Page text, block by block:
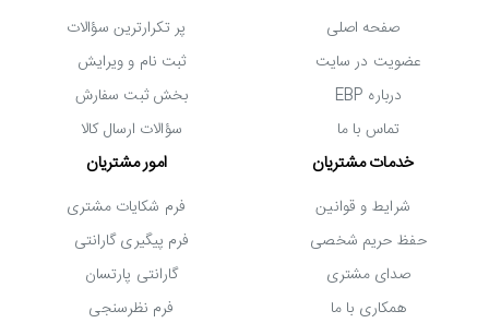
قابلیت Dolby Atmos، کیفیت صدا نیز افزایش می باید. عملکرد
اسپیکرها با توجه به نوع قرارگیری تبلت تغییر می کند؛ به عنوان
مثال کیفیت صداها هنگامی که دستگاه در حالت افقی باشد، با
حالت عمودی متفاوت خواهد بود.
تبلت سامسونگ Samsung Tab S5e با ظرفیت 64 گیگابایت
در عین ضخامت کم و وزن سبک، طراحی زیبا و مدرنی دارد و از
یک صفحه نمایش بزرگ و باکیفیت بهره می برد. سیستم عامل و
صفحه اصلی
عضویت در سایت
درباره EBP
تماس با ما
پر تکرارترین سؤالات
ثبت نام و ویرایش
بخش ثبت سفارش
سؤالات ارسال کالا
خدمات مشتریان
شرایط و قوانین
حفظ حریم شخصی
صدای مشتری
همکاری با ما
امور مشتریان
فرم شکایات مشتری
فرم پیگیری گارانتی
گارانتی پارتسان
فرم نظرسنجی